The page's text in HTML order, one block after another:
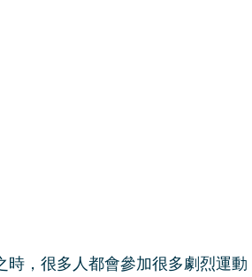
時，很多人都會參加很多劇烈運